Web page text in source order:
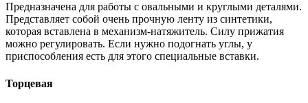
Предназначена для работы с овальными и круглыми деталями.
Представляет собой очень прочную ленту из синтетики,
которая вставлена в механизм-натяжитель. Силу прижатия
можно регулировать. Если нужно подогнать углы, у
приспособления есть для этого специальные вставки.
Торцевая